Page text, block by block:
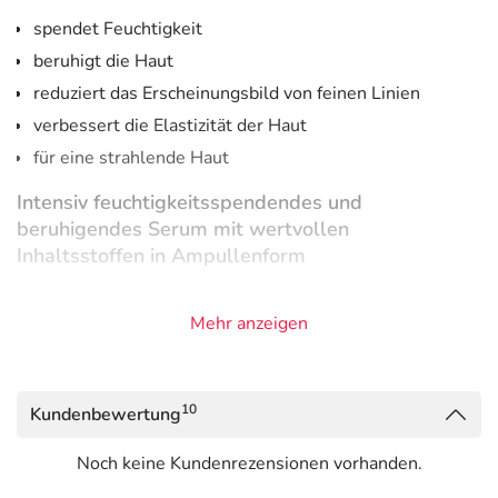
spendet Feuchtigkeit
beruhigt die Haut
reduziert das Erscheinungsbild von feinen Linien
verbessert die Elastizität der Haut
für eine strahlende Haut
Intensiv feuchtigkeitsspendendes und
beruhigendes Serum mit wertvollen
Inhaltsstoffen in Ampullenform
Molekülen mit mittlerem und niedrigem
und Mimikfalten verblassen.
HydraFilm: verstärkt die feuchtigkeitsspendende
Wirkung der Hyaluronsäure durch die Bildung eines
Mehr anzeigen
Kundenbewertung10
Noch keine Kundenrezensionen vorhanden.